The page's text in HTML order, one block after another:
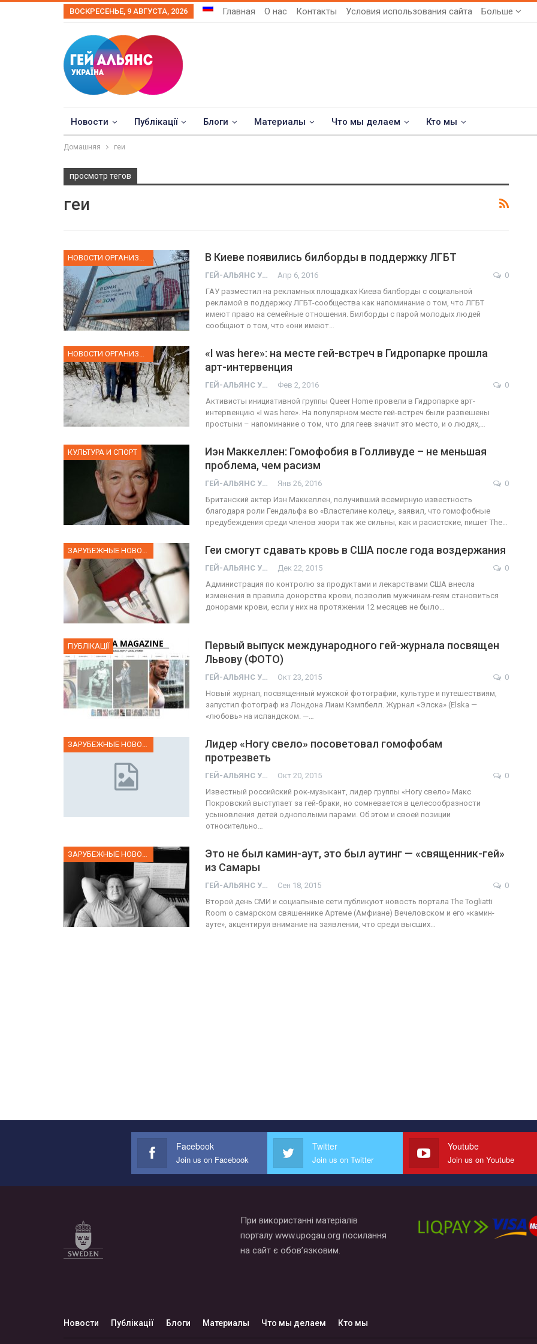
ВОСКРЕСЕНЬЕ, 9 АВГУСТА, 2026 Главная О нас Контакты Условия использования сайта Больше
Новости Публікації Блоги Материалы Что мы делаем Кто мы
Домашняя геи
просмотр тегов
геи
В Киеве появились билборды в поддержку ЛГБТ
ГЕЙ-АЛЬЯНС УКРАИНА Апр 6, 2016
0
ГАУ разместил на рекламных площадках Киева билборды с социальной
рекламой в поддержку ЛГБТ-сообщества как напоминание о том, что ЛГБТ
имеют право на семейные отношения. Билборды с парой молодых людей
сообщают о том, что «они имеют…
«I was here»: на месте гей-встреч в Гидропарке прошла
арт-интервенция
ГЕЙ-АЛЬЯНС УКРАИНА Фев 2, 2016
0
Активисты инициативной группы Queer Home провели в Гидропарке арт-
интервенцию «I was here». На популярном месте гей-встреч были развешены
простыни – напоминание о том, что для геев значит это место, и о людях,…
КУЛЬТУРА И СПОРТ
Иэн Маккеллен: Гомофобия в Голливуде – не меньшая
проблема, чем расизм
ГЕЙ-АЛЬЯНС УКРАИНА Янв 26, 2016
0
Британский актер Иэн Маккеллен, получивший всемирную известность
благодаря роли Гендальфа во «Властелине колец», заявил, что гомофобные
предубеждения среди членов жюри так же сильны, как и расистские, пишет The…
Геи смогут сдавать кровь в США после года воздержания
ГЕЙ-АЛЬЯНС УКРАИНА Дек 22, 2015
0
Администрация по контролю за продуктами и лекарствами США внесла
изменения в правила донорства крови, позволив мужчинам-геям становиться
донорами крови, если у них на протяжении 12 месяцев не было…
ПУБЛІКАЦІЇ
Первый выпуск международного гей-журнала посвящен
Львову (ФОТО)
ГЕЙ-АЛЬЯНС УКРАИНА Окт 23, 2015
0
Новый журнал, посвященный мужской фотографии, культуре и путешествиям,
запустил фотограф из Лондона Лиам Кэмпбелл. Журнал «Элска» (Elska —
«любовь» на исландском. —…
ЗАРУБЕЖНЫЕ НОВОСТИ
Лидер «Ногу свело» посоветовал гомофобам
протрезветь
ГЕЙ-АЛЬЯНС УКРАИНА Окт 20, 2015
0
Известный российский рок-музыкант, лидер группы «Ногу свело» Макс
Покровский выступает за гей-браки, но сомневается в целесообразности
усыновления детей однополыми парами. Об этом и своей позиции
относительно…
ЗАРУБЕЖНЫЕ НОВОСТИ
Это не был камин-аут, это был аутинг — «священник-гей»
из Самары
ГЕЙ-АЛЬЯНС УКРАИНА Сен 18, 2015
0
Второй день СМИ и социальные сети публикуют новость портала The Togliatti
Room о самарском свяшеннике Артеме (Амфиане) Вечеловском и его «камин-
ауте», акцентируя внимание на заявлении, что среди высших…
ФОТО
Прайд в Тель-Авиве собрал 200
тысяч участников
Июн 10, 2017 0
ФОТО
Facebook
Join us on Facebook
Twitter
Join us on Twitter
Youtube
Join us on Youtube
При використанні матеріалів
порталу www.upogau.org посилання
на сайт є обов’язковим.
Новости Публікації Блоги Материалы Что мы делаем Кто мы